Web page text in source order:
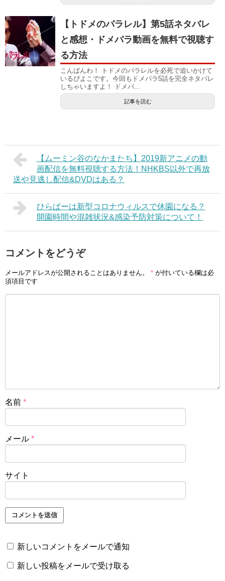
【トドメのパラレル】第5話ネタバレ
と感想・ドメパラ動画を無料で視聴す
る方法
こんばんわ！ トドメのパラレルを必死で追いかけて
いるぴよこです。今回もドメパラ5話を完全ネタバレ
しちゃいますよ！ ドメパ...
記事を読む
【ムーミン谷のなかまたち】2019新アニメの動
画配信を無料視聴する方法！NHKBS以外で再放
送や見逃し配信&DVDはある？
ひらぱーは新型コロナウィルスで休園になる？
開園時間や混雑状況&感染予防対策について！
コメントをどうぞ
メールアドレスが公開されることはありません。 * が付いている欄は必
須項目です
名前 *
メール *
サイト
新しいコメントをメールで通知
新しい投稿をメールで受け取る